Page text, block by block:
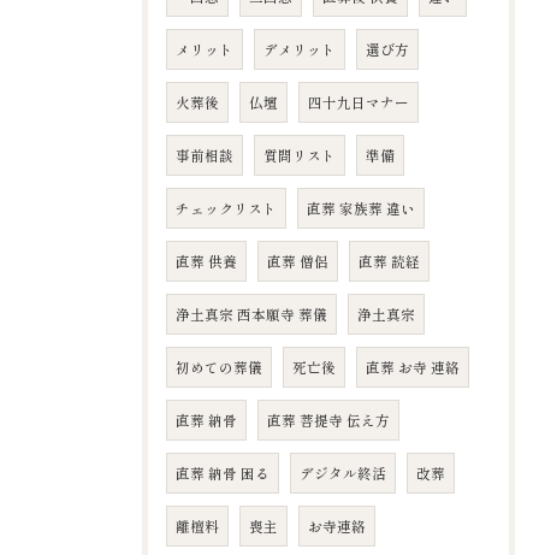
メリット デメリット 選び方
火葬後 仏壇 四十九日マナー
事前相談 質問リスト 準備
チェックリスト 直葬 家族葬 違い
直葬 供養 直葬 僧侶 直葬 読経
浄土真宗 西本願寺 葬儀 浄土真宗
初めての葬儀 死亡後 直葬 お寺 連絡
直葬 納骨 直葬 菩提寺 伝え方
直葬 納骨 困る デジタル終活 改葬
離檀料 喪主 お寺連絡